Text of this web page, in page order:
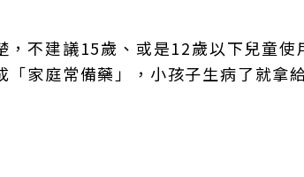
不建議15歲、或是12歲以下兒童使
家庭常備藥」，小孩子生病了就拿